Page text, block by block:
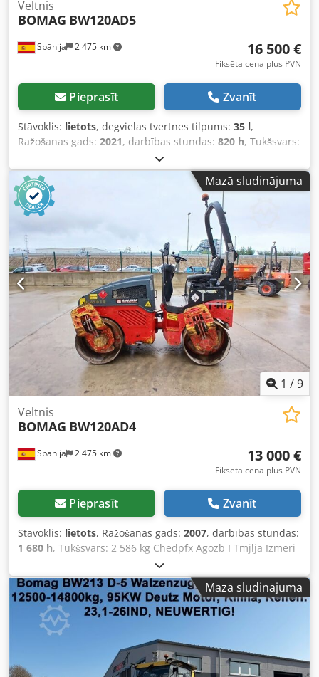
Spānija 2 475 km
Veltnis
BOMAG BW120AD5
16 500 €
Fiksēta cena plus PVN
Pieprasīt Zvanīt
Stāvoklis: lietots, degvielas tvertnes tilpums: 35 l,
Ražošanas gads: 2021, darbības stundas: 820 h, Tukšsvars:
2 700 kg Izmēri (G x P x A): 253 x 127 x 257 cm Codpoy Iz A
Asfx Agleha
Mazā sludinājuma
1 /9
Spānija 2 475 km
Veltnis
BOMAG BW120AD4
13 000 €
Fiksēta cena plus PVN
Pieprasīt Zvanīt
Stāvoklis: lietots, Ražošanas gads: 2007, darbības stundas:
1 680 h, Tukšsvars: 2 586 kg Chedpfx Agozb I Tmjlja Izmēri
(G x P x A): 248 x 128 x 180 cm
Mazā sludinājuma